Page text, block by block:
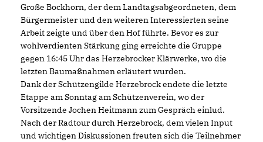
Große Bockhorn, der dem Landtagsabgeordneten, dem
Bürgermeister und den weiteren Interessierten seine
Arbeit zeigte und über den Hof führte. Bevor es zur
wohlverdienten Stärkung ging erreichte die Gruppe
gegen 16:45 Uhr das Herzebrocker Klärwerke, wo die
letzten Baumaßnahmen erläutert wurden.
Dank der Schützengilde Herzebrock endete die letzte
Etappe am Sonntag am Schützenverein, wo der
Vorsitzende Jochen Heitmann zum Gespräch einlud.
Nach der Radtour durch Herzebrock, dem vielen Input
und wichtigen Diskussionen freuten sich die Teilnehmer